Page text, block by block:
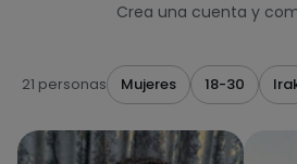
Crea una cuenta y
21 personas Mujeres 18-30